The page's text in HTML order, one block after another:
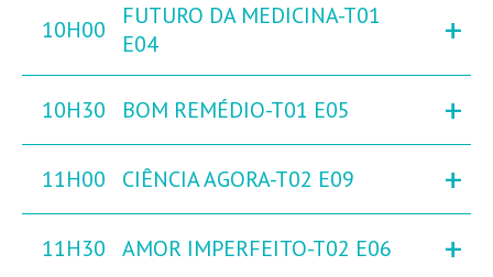
10H00
FUTURO DA MEDICINA-T01
E04
+
10H30 BOM REMÉDIO-T01 E05 +
11H00 CIÊNCIA AGORA-T02 E09 +
11H30 AMOR IMPERFEITO-T02 E06 +